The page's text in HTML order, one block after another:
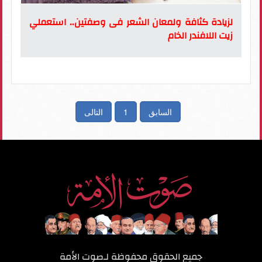
لزيادة كثافة ولمعان الشعر فى وصفتين.. استعملي
زيت اللافندر الخام
السابق 1 التالى
جميع الحقوق محفوظة لـصوت الأمة